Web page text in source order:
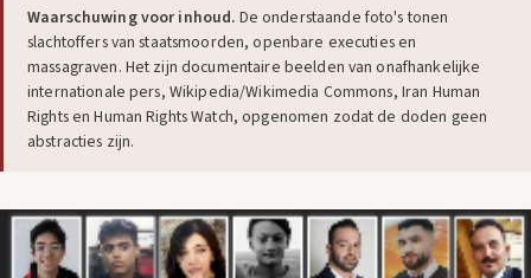
Waarschuwing voor inhoud. De onderstaande foto's tonen
slachtoffers van staatsmoorden, openbare executies en
massagraven. Het zijn documentaire beelden van onafhankelijke
internationale pers, Wikipedia/Wikimedia Commons, Iran Human
Rights en Human Rights Watch, opgenomen zodat de doden geen
abstracties zijn.